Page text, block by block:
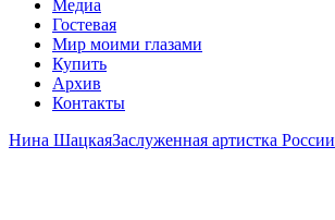
Медиа
Гостевая
Мир моими глазами
Купить
Архив
Контакты
Нина ШацкаяЗаслуженная артистка России